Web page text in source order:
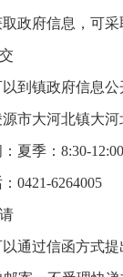
政府信息，可采
到镇政府信息公
市大河北镇大河
夏季：8:30-
0421-6264005
通过信函方式